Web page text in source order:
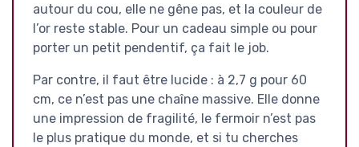
autour du cou, elle ne gêne pas, et la couleur de
l’or reste stable. Pour un cadeau simple ou pour
porter un petit pendentif, ça fait le job.
Par contre, il faut être lucide : à 2,7 g pour 60
cm, ce n’est pas une chaîne massive. Elle donne
une impression de fragilité, le fermoir n’est pas
le plus pratique du monde, et si tu cherches